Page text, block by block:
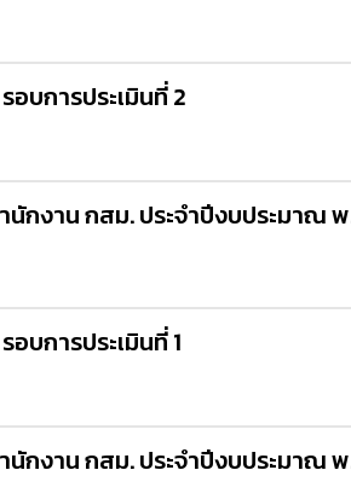
บการประเมินที่ 2
กงาน กสม. ประจำปีงบประมาณ
บการประเมินที่ 1
กงาน กสม. ประจำปีงบประมาณ